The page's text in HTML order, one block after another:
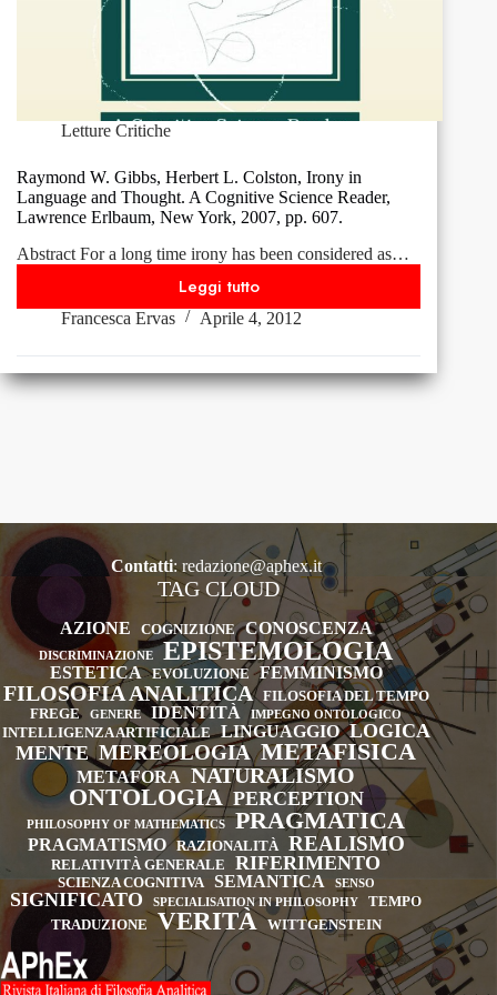
Letture Critiche
Raymond W. Gibbs, Herbert L. Colston, Irony in
Language and Thought. A Cognitive Science Reader,
Lawrence Erlbaum, New York, 2007, pp. 607.
Abstract For a long time irony has been considered as…
Leggi tutto
Raymond
W.
Herbert
L.
and
Thought.
A
Cognitive
Science
Reader,
Lawrence
Erlbaum,
New
York,
2007,
pp.
607.
Francesca Ervas Aprile 4, 2012
Contatti:redazione@aphex.it
TAG CLOUD
AZIONE COGNIZIONE CONOSCENZA
DISCRIMINAZIONE EPISTEMOLOGIA
ESTETICA EVOLUZIONE FEMMINISMO
FILOSOFIA ANALITICA
FILOSOFIA DEL TEMPO
FREGE
GENERE IDENTITÀ IMPEGNO ONTOLOGICO
INTELLIGENZA ARTIFICIALE LINGUAGGIO LOGICA
MENTE MEREOLOGIA METAFISICA
METAFORA NATURALISMO
ONTOLOGIA PERCEPTION
PHILOSOPHY OF MATHEMATICS PRAGMATICA
PRAGMATISMO RAZIONALITÀ REALISMO
RELATIVITÀ GENERALE RIFERIMENTO
SCIENZA COGNITIVA SEMANTICA SENSO
SIGNIFICATO SPECIALISATION IN PHILOSOPHY
TEMPO
TRADUZIONE
VERITÀ WITTGENSTEIN